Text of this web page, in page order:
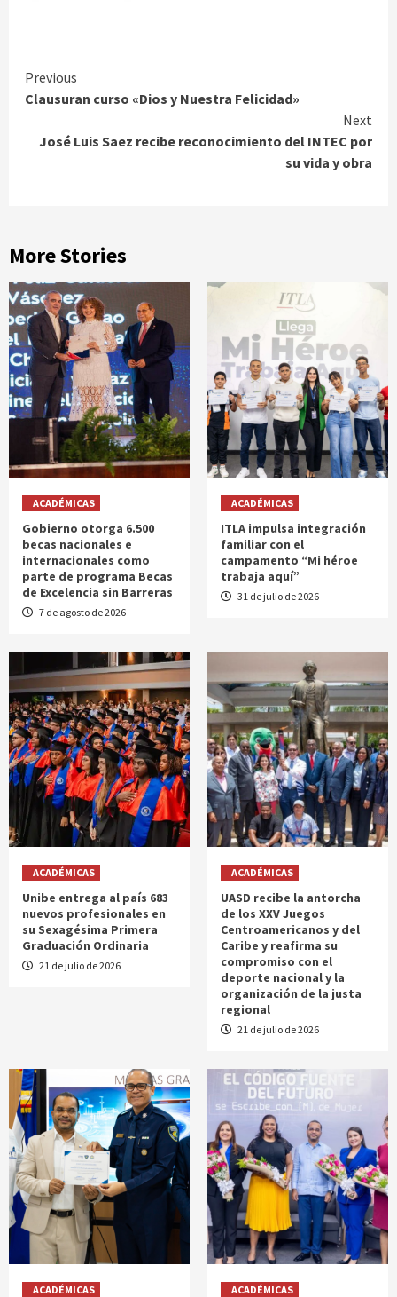
Continue
Previous
Clausuran curso «Dios y Nuestra Felicidad»
Next
José Luis Saez recibe reconocimiento del INTEC por
su vida y obra
More Stories
ACADÉMICAS
Gobierno otorga 6.500
becas nacionales e
internacionales como
parte de programa Becas
de Excelencia sin Barreras
7 de agosto de 2026
ACADÉMICAS
ITLA impulsa integración
familiar con el
campamento “Mi héroe
trabaja aquí”
31 de julio de 2026
ACADÉMICAS
Unibe entrega al país 683
nuevos profesionales en
su Sexagésima Primera
Graduación Ordinaria
21 de julio de 2026
ACADÉMICAS
UASD recibe la antorcha
de los XXV Juegos
Centroamericanos y del
Caribe y reafirma su
compromiso con el
deporte nacional y la
organización de la justa
regional
21 de julio de 2026
ACADÉMICAS ACADÉMICAS